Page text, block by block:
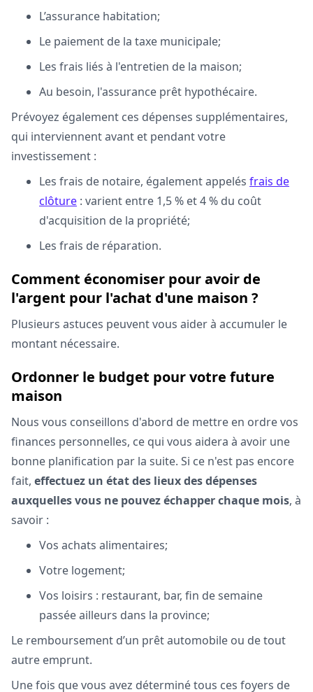
L’assurance habitation;
Le paiement de la taxe municipale;
Les frais liés à l'entretien de la maison;
Au besoin, l'assurance prêt hypothécaire.
Prévoyez également ces dépenses supplémentaires,
qui interviennent avant et pendant votre
investissement :
Les frais de notaire, également appelés frais de
clôture : varient entre 1,5 % et 4 % du coût
d'acquisition de la propriété;
Les frais de réparation.
Comment économiser pour avoir de
l'argent pour l'achat d'une maison ?
Plusieurs astuces peuvent vous aider à accumuler le
montant nécessaire.
Ordonner le budget pour votre future
maison
Nous vous conseillons d'abord de mettre en ordre vos
finances personnelles, ce qui vous aidera à avoir une
bonne planification par la suite. Si ce n'est pas encore
fait, effectuez un état des lieux des dépenses
auxquelles vous ne pouvez échapper chaque mois, à
savoir :
Vos achats alimentaires;
Votre logement;
Vos loisirs : restaurant, bar, fin de semaine
passée ailleurs dans la province;
Le remboursement d’un prêt automobile ou de tout
autre emprunt.
Une fois que vous avez déterminé tous ces foyers de